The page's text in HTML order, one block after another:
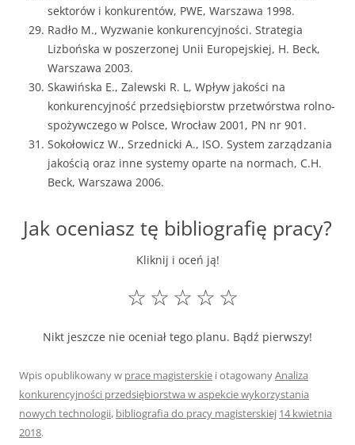
sektorów i konkurentów, PWE, Warszawa 1998.
Radło M., Wyzwanie konkurencyjności. Strategia
Lizbońska w poszerzonej Unii Europejskiej, H. Beck,
Warszawa 2003.
Skawińska E., Zalewski R. L, Wpływ jakości na
konkurencyjność przedsiębiorstw przetwórstwa rolno-
spożywczego w Polsce, Wrocław 2001, PN nr 901.
Sokołowicz W., Srzednicki A., ISO. System zarządzania
jakością oraz inne systemy oparte na normach, C.H.
Beck, Warszawa 2006.
Jak oceniasz tę bibliografię pracy?
Kliknij i oceń ją!
☆
☆
☆
☆
☆
Nikt jeszcze nie oceniał tego planu. Bądź pierwszy!
Wpis opublikowany w prace magisterskie i otagowanyAnaliza
konkurencyjności przedsiębiorstwa w aspekcie wykorzystania
nowych technologii, bibliografia do pracy magisterskiej 14 kwietnia
2018.